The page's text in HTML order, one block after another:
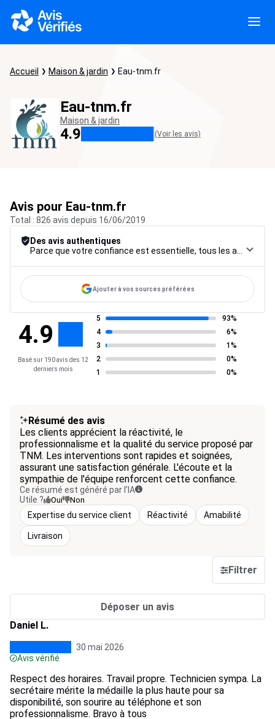
Accueil Maison & jardin Eau-tnm.fr
Eau-tnm.fr
Maison & jardin
4.9 (Voir les avis)
Avis pour Eau-tnm.fr
Total : 826 avis depuis 16/06/2019
Des avis authentiques
Ajouter à vos sources préférées
4.9
Basé sur 190 avis des 12
derniers mois
5
93%
4
6%
3
1%
2
0%
1
0%
Résumé des avis
Les clients apprécient la réactivité, le
professionnalisme et la qualité du service proposé par
TNM. Les interventions sont rapides et soignées,
assurant une satisfaction générale. L'écoute et la
sympathie de l'équipe renforcent cette confiance.
Ce résumé est généré par l’IA
Utile ?
Oui Non
Expertise du service client Réactivité Amabilité
Livraison
Filtrer
Déposer un avis
Daniel L.
30 mai 2026
Avis vérifié
Respect des horaires. Travail propre. Technicien sympa. La
secrétaire mérite la médaille la plus haute pour sa
disponibilité, son sourire au téléphone et son
professionnalisme. Bravo à tous